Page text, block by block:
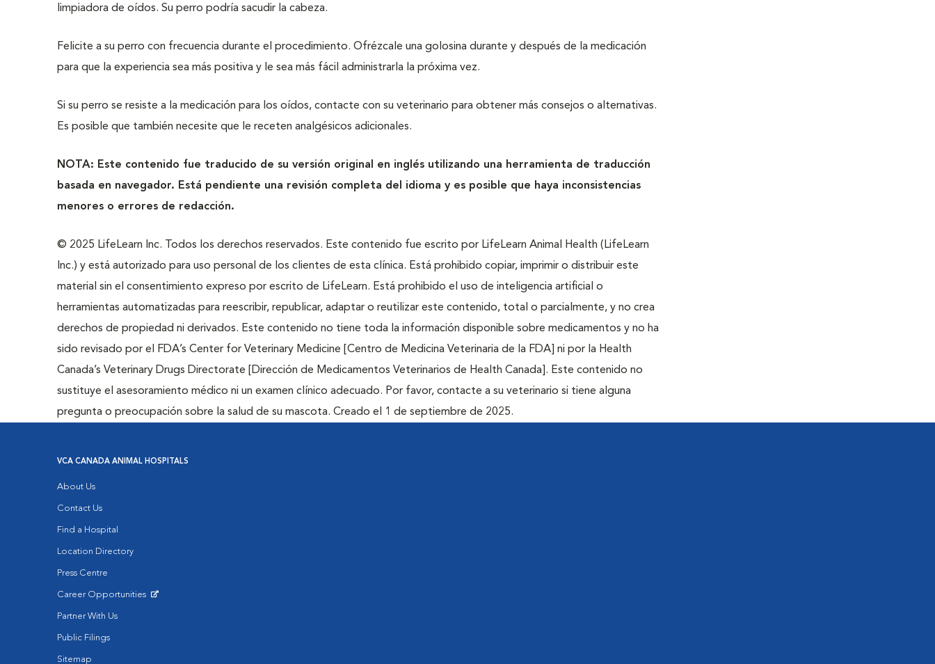
limpiadora de oídos. Su perro podría sacudir la cabeza.
Felicite a su perro con frecuencia durante el procedimiento. Ofrézcale una golosina durante y después de la medicación
para que la experiencia sea más positiva y le sea más fácil administrarla la próxima vez.
Si su perro se resiste a la medicación para los oídos, contacte con su veterinario para obtener más consejos o alternativas.
Es posible que también necesite que le receten analgésicos adicionales.
NOTA: Este contenido fue traducido de su versión original en inglés utilizando una herramienta de traducción
basada en navegador. Está pendiente una revisión completa del idioma y es posible que haya inconsistencias
menores o errores de redacción.
© 2025 LifeLearn Inc. Todos los derechos reservados. Este contenido fue escrito por LifeLearn Animal Health (LifeLearn
Inc.) y está autorizado para uso personal de los clientes de esta clínica. Está prohibido copiar, imprimir o distribuir este
material sin el consentimiento expreso por escrito de LifeLearn. Está prohibido el uso de inteligencia artificial o
herramientas automatizadas para reescribir, republicar, adaptar o reutilizar este contenido, total o parcialmente, y no crea
derechos de propiedad ni derivados. Este contenido no tiene toda la información disponible sobre medicamentos y no ha
sido revisado por el FDA’s Center for Veterinary Medicine [Centro de Medicina Veterinaria de la FDA] ni por la Health
Canada’s Veterinary Drugs Directorate [Dirección de Medicamentos Veterinarios de Health Canada]. Este contenido no
sustituye el asesoramiento médico ni un examen clínico adecuado. Por favor, contacte a su veterinario si tiene alguna
pregunta o preocupación sobre la salud de su mascota. Creado el 1 de septiembre de 2025.
VCA CANADA ANIMAL HOSPITALS
About Us
Contact Us
Find a Hospital
Location Directory
Press Centre
Career Opportunities
Partner With Us
Public Filings
Sitemap